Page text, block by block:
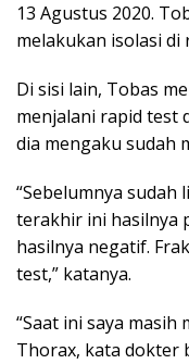
13 Agustus 2020.
melakukan isolasi di
Di sisi lain, Tobas
menjalani rapid test
dia mengaku sudah
“Sebelumnya sudah
terakhir ini hasilnya
hasilnya negatif.
test,” katanya.
“Saat ini saya masih
Thorax, kata dokter